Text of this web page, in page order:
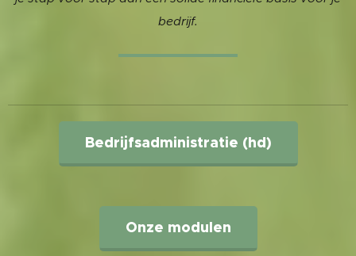
bedrijf.
Bedrijfsadministratie (hd)
Onze modulen